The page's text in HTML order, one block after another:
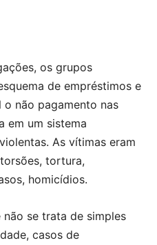
os grupos
de empréstimos e
não pagamento nas
em um sistema
As vítimas eram
tortura,
homicídios.
se trata de simples
casos de